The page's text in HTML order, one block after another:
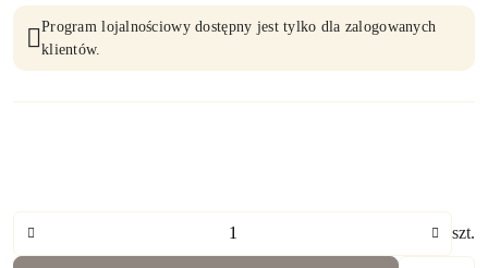
Program lojalnościowy dostępny jest tylko dla zalogowanych
klientów.
szt.